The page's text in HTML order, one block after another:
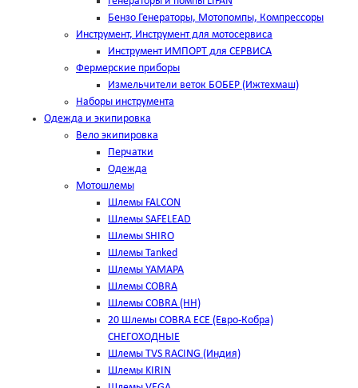
Бензо Генераторы, Мотопомпы, Компрессоры
Инструмент, Инструмент для мотосервиса
Инструмент ИМПОРТ для СЕРВИСА
Фермерские приборы
Измельчители веток БОБЕР (Ижтехмаш)
Наборы инструмента
Одежда и экипировка
Вело экипировка
Перчатки
Одежда
Мотошлемы
Шлемы FALCON
Шлемы SAFELEAD
Шлемы SHIRO
Шлемы Tanked
Шлемы YAMAPA
Шлемы COBRA
Шлемы COBRA (HH)
20 Шлемы COBRA ECE (Евро-Кобра)
СНЕГОХОДНЫЕ
Шлемы TVS RACING (Индия)
Шлемы KIRIN